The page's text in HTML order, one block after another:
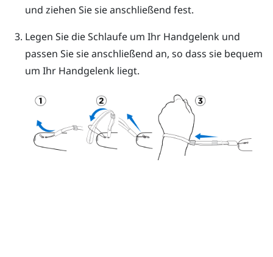
und ziehen Sie sie anschließend fest.
Legen Sie die Schlaufe um Ihr Handgelenk und
passen Sie sie anschließend an, so dass sie bequem
um Ihr Handgelenk liegt.